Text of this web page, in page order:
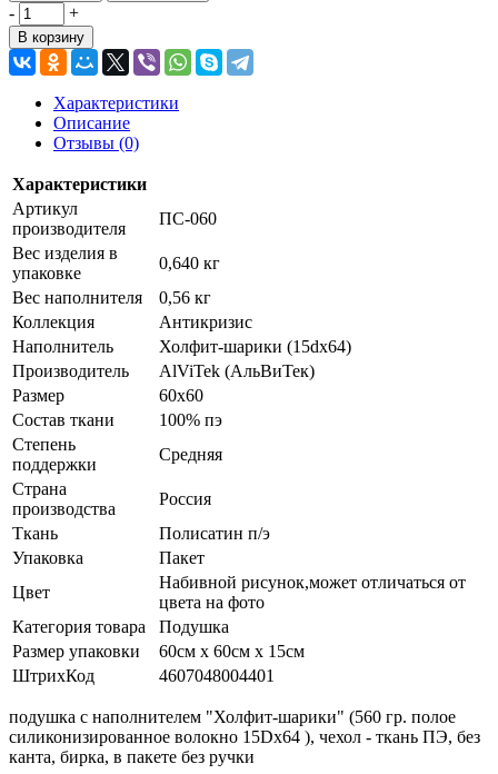
- +
В корзину
Характеристики
Описание
Отзывы (0)
Характеристики
Артикул
производителя
ПС-060
Вес изделия в
упаковке
0,640 кг
Вес наполнителя
0,56 кг
Коллекция
Антикризис
Наполнитель
Холфит-шарики (15dх64)
Производитель
AlViTek (АльВиТек)
Размер
60х60
Состав ткани
100% пэ
Степень
поддержки
Средняя
Страна
производства
Россия
Ткань
Полисатин п/э
Упаковка
Пакет
Цвет
Набивной рисунок,может отличаться от
цвета на фото
Категория товара
Подушка
Размер упаковки
60см х 60см х 15см
ШтрихКод
4607048004401
подушка с наполнителем "Холфит-шарики" (560 гр. полое
силиконизированное волокно 15Dx64 ), чехол - ткань ПЭ, без
канта, бирка, в пакете без ручки